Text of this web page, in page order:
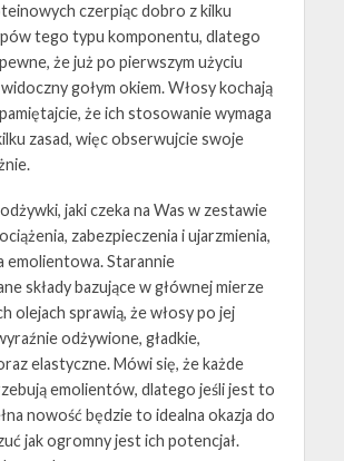
czerpiąc dobro z kilku
tego typu komponentu, dlatego
że już po pierwszym użyciu
gołym okiem. Włosy kochają
że ich stosowanie wymaga
zasad, więc obserwujcie swoje
jaki czeka na Was w zestawie
zabezpieczenia i ujarzmienia,
emolientowa. Starannie
składy bazujące w głównej mierze
olejach sprawią, że włosy po jej
odżywione, gładkie,
elastyczne. Mówi się, że każde
emolientów, dlatego jeśli jest to
nowość będzie to idealna okazja do
jak ogromny jest ich potencjał.